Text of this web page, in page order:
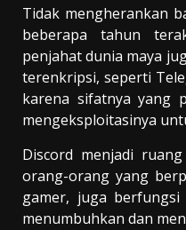
Tidak mengherankan
beberapa tahun
penjahat dunia maya
terenkripsi, seperti
karena sifatnya yang
mengeksploitasinya
Discord menjadi
orang-orang yang
gamer, juga
menumbuhkan dan